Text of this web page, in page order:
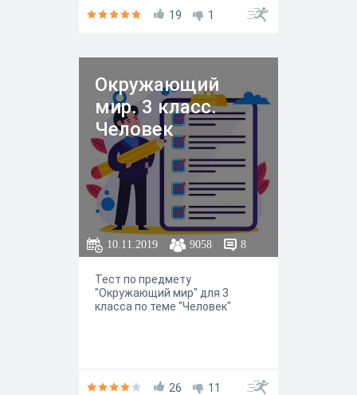
19 1
Окружающий
мир. 3 класс.
Человек
10.11.2019 9058 8
Тест по предмету
"Окружающий мир" для 3
класса по теме "Человек"
26 11